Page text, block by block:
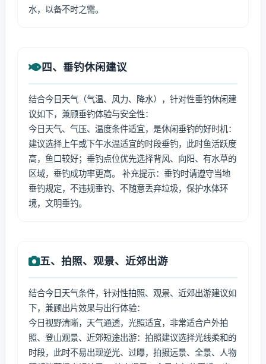
水，以备不时之需。
四、垂钓休闲建议
结合今日天气（气温、风力、降水），针对性垂钓休闲建
议如下，兼顾垂钓体验与安全性：
今日天气、气压、温度条件适宜，是休闲垂钓的好时机：
建议选择上午或下午水温适宜的时段垂钓，此时鱼活跃度
高，鱼口较好；垂钓点位优先选择背风、向阳、有水草的
区域，垂钓成功率更高。 补充提示：垂钓时请遵守当地
垂钓规定，不违规垂钓、不随意丢弃垃圾，保护水体环
境，文明垂钓。
五、拍照、观景、近郊出游
结合今日天气条件，针对性拍照、观景、近郊出游建议如
下，兼顾出片效果与出行体验：
今日视野清晰，天气通透，光照适宜，非常适合户外拍
照、登山观景、近郊短途出游：拍照建议选择光线柔和的
时段，此时不易出现逆光、过曝，拍摄远景、全景、人物